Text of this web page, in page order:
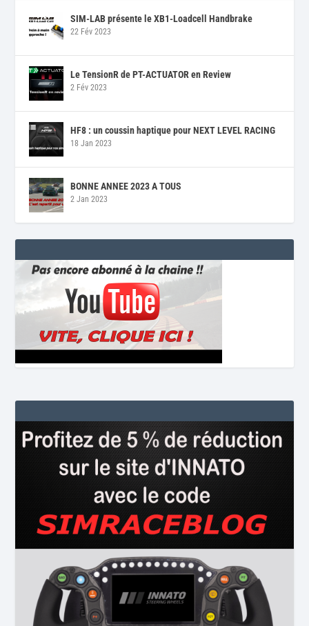
SIM-LAB présente le XB1-Loadcell Handbrake
22 Fév 2023
Le TensionR de PT-ACTUATOR en Review
2 Fév 2023
HF8 : un coussin haptique pour NEXT LEVEL RACING
18 Jan 2023
BONNE ANNEE 2023 A TOUS
2 Jan 2023